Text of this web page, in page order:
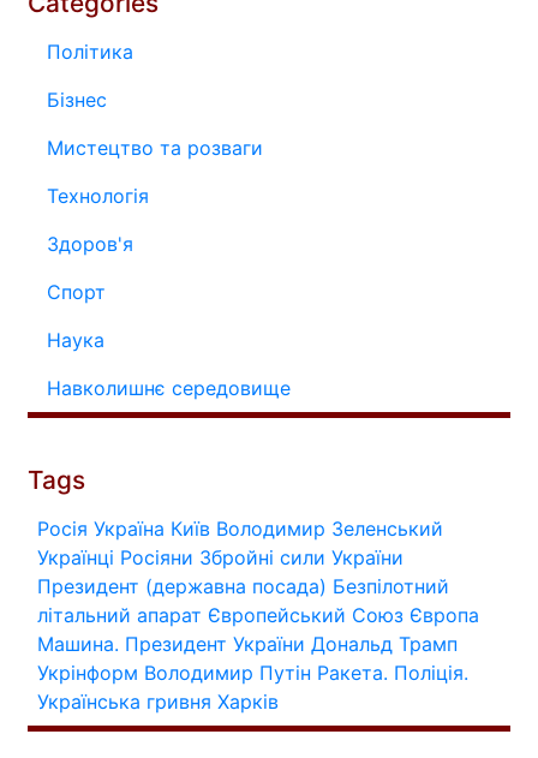
Політика
Бізнес
Мистецтво та розваги
Технологія
Здоров'я
Спорт
Наука
Навколишнє середовище
Tags
Росія Україна Київ Володимир Зеленський
Українці Росіяни Збройні сили України
Президент (державна посада) Безпілотний
літальний апарат Європейський Союз Європа
Машина. Президент України Дональд Трамп
Укрінформ Володимир Путін Ракета. Поліція.
Українська гривня Харків